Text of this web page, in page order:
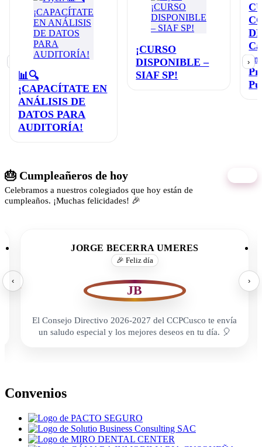
📊🔍
¡CAPACÍTATE EN
ANÁLISIS DE
DATOS PARA
AUDITORÍA!
¡CURSO
DISPONIBLE –
SIAF SP!
en
›
🎂 Cumpleañeros de hoy
Celebramos a nuestros colegiados que hoy están de
cumpleaños. ¡Muchas felicidades! 🎉
‹
JORGE BECERRA UMERES
🎉 Feliz día
JB
El Consejo Directivo 2026-2027 del CCPCusco te envía
un saludo especial y los mejores deseos en tu día. 🎈
›
Convenios